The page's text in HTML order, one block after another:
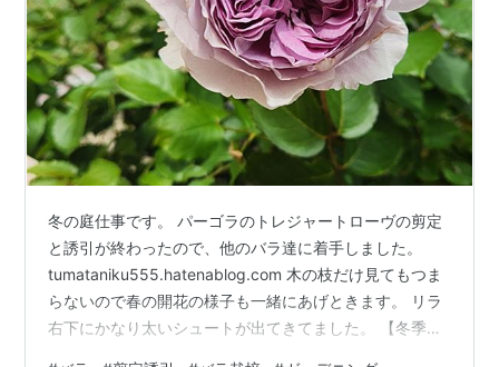
冬の庭仕事です。 パーゴラのトレジャートローヴの剪定
と誘引が終わったので、他のバラ達に着手しました。
tumataniku555.hatenablog.com 木の枝だけ見てもつま
らないので春の開花の様子も一緒にあげときます。 リラ
右下にかなり太いシュートが出てきてました。 【冬季大